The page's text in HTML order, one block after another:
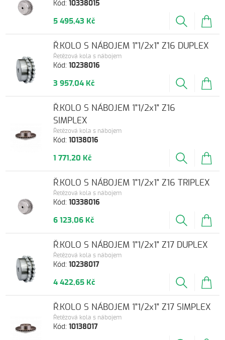
Kód:10338015
5 495,43 Kč
Kód:10238016
Řetězová kola s nábojem
Ř.KOLO S NÁBOJEM 1"1/2x1" Z16 DUPLEX
3 957,04 Kč
Kód:10138016
Řetězová kola s nábojem
Ř.KOLO S NÁBOJEM 1"1/2x1" Z16
SIMPLEX
1 771,20 Kč
Kód:10338016
Řetězová kola s nábojem
Ř.KOLO S NÁBOJEM 1"1/2x1" Z16 TRIPLEX
6 123,06 Kč
Kód:10238017
Řetězová kola s nábojem
Ř.KOLO S NÁBOJEM 1"1/2x1" Z17 DUPLEX
4 422,65 Kč
Kód:10138017
Řetězová kola s nábojem
Ř.KOLO S NÁBOJEM 1"1/2x1" Z17 SIMPLEX